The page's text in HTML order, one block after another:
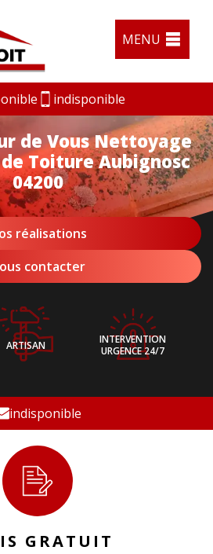
MENU
indisponible
de Vous Nettoyage
Toiture Aubignosc
04200
réalisations
contacter
ARTISAN
INTERVENTION
URGENCE 24/7
indisponible
GRATUIT